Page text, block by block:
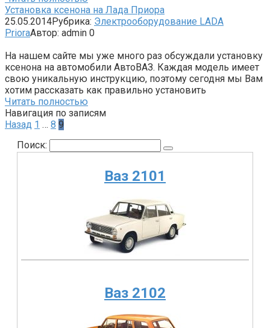
Установка ксенона на Лада Приора
25.05.2014Рубрика: Электрооборудование LADA
PrioraАвтор: admin 0
На нашем сайте мы уже много раз обсуждали установку
ксенона на автомобили АвтоВАЗ. Каждая модель имеет
свою уникальную инструкцию, поэтому сегодня мы Вам
хотим рассказать как правильно установить
Читать полностью
Навигация по записям
Назад 1 … 8 9
Поиск:
Ваз 2101
Ваз 2102